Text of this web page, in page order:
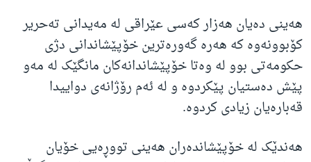
هه‌ینی ده‌یان هه‌زار که‌سی عێراقی له‌ مه‌یدانی ته‌حریر
کۆبوونه‌وه‌ که‌ هه‌ره‌ گه‌وره‌ترین خۆپێشاندانی دژی
حکومه‌تی بوو‌ له‌ وه‌تا خۆپێشاندانه‌کان مانگێک له‌ مه‌و
پێش ده‌ستیان پێکردوه‌ و له‌ ئه‌م رۆژانه‌ی دواییدا
قه‌باره‌یان زیادی کردوه.
هه‌ندێک له‌ خۆپێشانده‌ران هه‌ینی تووڕه‌یی خۆیان